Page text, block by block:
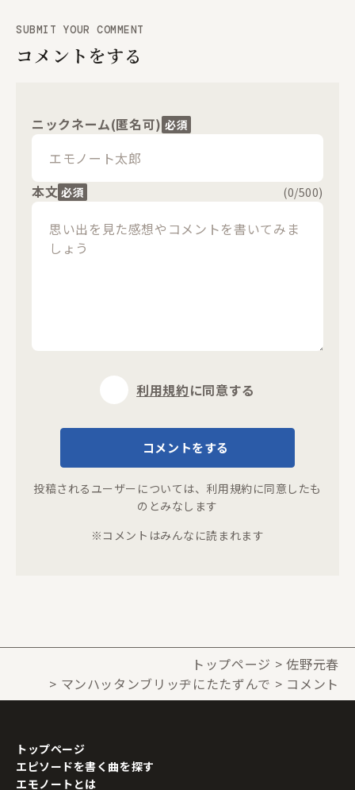
SUBMIT YOUR COMMENT
コメントをする
ニックネーム(匿名可) 必須
本文 必須 (0/500)
利用規約に同意する
コメントをする
投稿されるユーザーについては、 利用規約に同意したも
のとみなします
※コメントはみんなに読まれます
トップページ
佐野元春
マンハッタンブリッヂにたたずんで
コメント
トップページ
エピソードを書く曲を探す
エモノートとは